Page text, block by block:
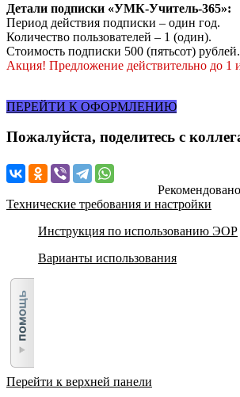
Детали подписки «УМК-Учитель-365»:
Период действия подписки – один год.
Количество пользователей – 1 (один).
Стоимость подписки 500 (пятьсот) рублей.
Акция! Предложение действительно до 1
ПЕРЕЙТИ К ОФОРМЛЕНИЮ
Пожалуйста, поделитесь с
Технические требования и настройки
Инструкция по использованию ЭОР
Варианты использования
Перейти к верхней панели